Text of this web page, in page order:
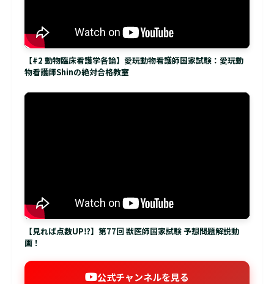
【#2 動物臨床看護学各論】愛玩動物看護師国家試験：愛玩動
物看護師Shinの絶対合格教室
【見れば点数UP⁉】第77回 獣医師国家試験 予想問題解説動
画！
公式チャンネルを見る